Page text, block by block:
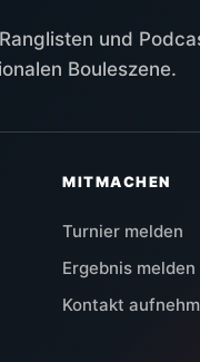
und
Bouleszene.
MITMACHEN
Turnier melden
Ergebnis melden
Kontakt